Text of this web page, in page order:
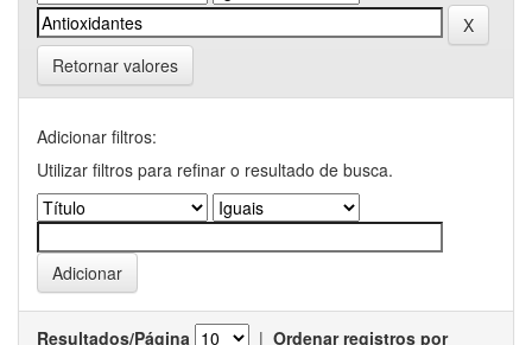
Retornar valores
Adicionar filtros:
Utilizar filtros para refinar o resultado de busca.
Resultados/Página | Ordenar registros por